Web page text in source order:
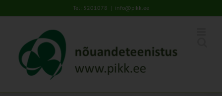
to
Tel: 5201078 | info@pikk.ee